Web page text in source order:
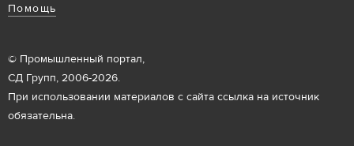
Помощь
© Промышленный портал,
СД Групп, 2006-2026.
При использовании материалов с сайта ссылка на источник
обязательна.